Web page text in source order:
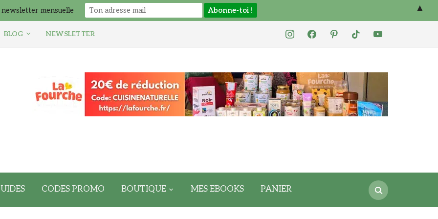
instagramfacebookpinteresttiktok youtube
BLOG NEWSLETTER
Search
for:
CODES PROMO BOUTIQUE MES EBOOKS PANIER
newsletter mensuelle ▲